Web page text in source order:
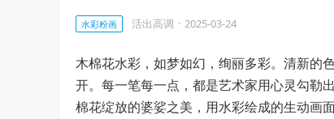
水彩粉画 活出高调 · 2025-03-24
木棉花水彩，如梦如幻，绚丽多彩。清新的
开。每一笔每一点，都是艺术家用心灵勾勒
棉花绽放的婆娑之美，用水彩绘成的生动画